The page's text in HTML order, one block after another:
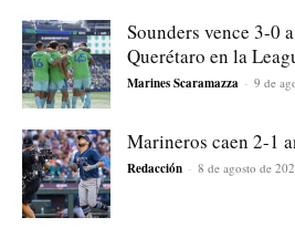
Sounders vence 3-0
Querétaro en la
Marines Scaramazza - 9 de
Marineros caen 2-1
Redacción - 8 de agosto de